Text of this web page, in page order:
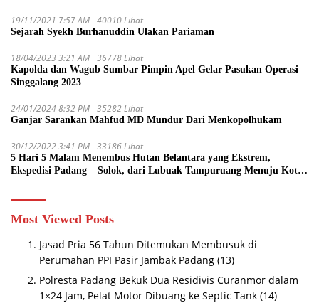
19/11/2021 7:57 AM 40010 Lihat
Sejarah Syekh Burhanuddin Ulakan Pariaman
18/04/2023 3:21 AM 36778 Lihat
Kapolda dan Wagub Sumbar Pimpin Apel Gelar Pasukan Operasi
Singgalang 2023
24/01/2024 8:32 PM 35282 Lihat
Ganjar Sarankan Mahfud MD Mundur Dari Menkopolhukam
30/12/2022 3:41 PM 33186 Lihat
5 Hari 5 Malam Menembus Hutan Belantara yang Ekstrem,
Ekspedisi Padang – Solok, dari Lubuak Tampuruang Menuju Koto
Most Viewed Posts
Jasad Pria 56 Tahun Ditemukan Membusuk di
Perumahan PPI Pasir Jambak Padang (13)
Polresta Padang Bekuk Dua Residivis Curanmor dalam
1×24 Jam, Pelat Motor Dibuang ke Septic Tank (14)